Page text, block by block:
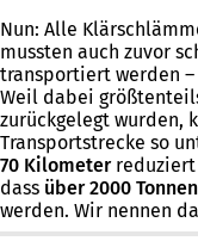
Nun: Alle
mussten auch zuvor
transportiert werden
Weil dabei
zurückgelegt wurden,
Transportstrecke so
70 Kilometerreduziert
dass über 2000
werden. Wir nennen